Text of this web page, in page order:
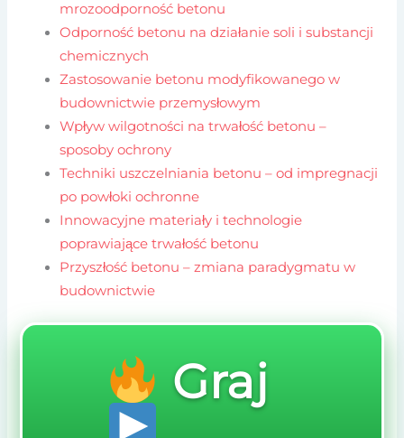
mrozoodporność betonu
Odporność betonu na działanie soli i substancji
chemicznych
Zastosowanie betonu modyfikowanego w
budownictwie przemysłowym
Wpływ wilgotności na trwałość betonu –
sposoby ochrony
Techniki uszczelniania betonu – od impregnacji
po powłoki ochronne
Innowacyjne materiały i technologie
poprawiające trwałość betonu
Przyszłość betonu – zmiana paradygmatu w
budownictwie
Graj